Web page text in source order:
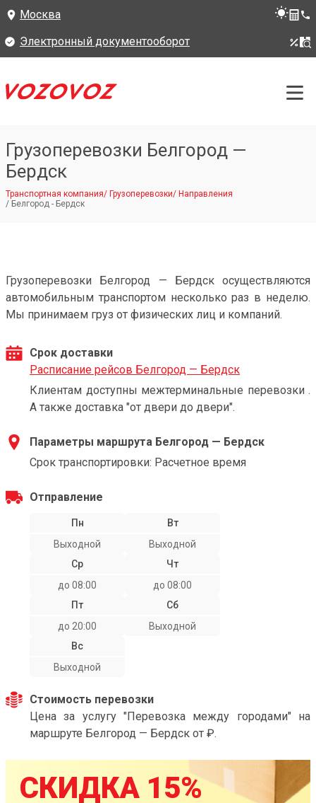
Москва
Электронный документооборот
Грузоперевозки Белгород —
Бердск
Транспортная компания/ Грузоперевозки/ Направления
/ Белгород - Бердск
Грузоперевозки Белгород — Бердск осуществляются
автомобильным транспортом несколько раз в неделю.
Мы принимаем груз от физических лиц и компаний.
Срок доставки
Расписание рейсов Белгород — Бердск
Клиентам доступны межтерминальные перевозки .
А также доставка "от двери до двери".
Параметры маршрута Белгород — Бердск
Срок транспортировки: Расчетное время
Отправление
Пн
Выходной
Вт
Выходной
Ср
до 08:00
Чт
до 08:00
Пт
до 20:00
Сб
Выходной
Вс
Выходной
Стоимость перевозки
Цена за услугу "Перевозка между городами" на
маршруте Белгород — Бердск от ₽.
СКИДКА 15%